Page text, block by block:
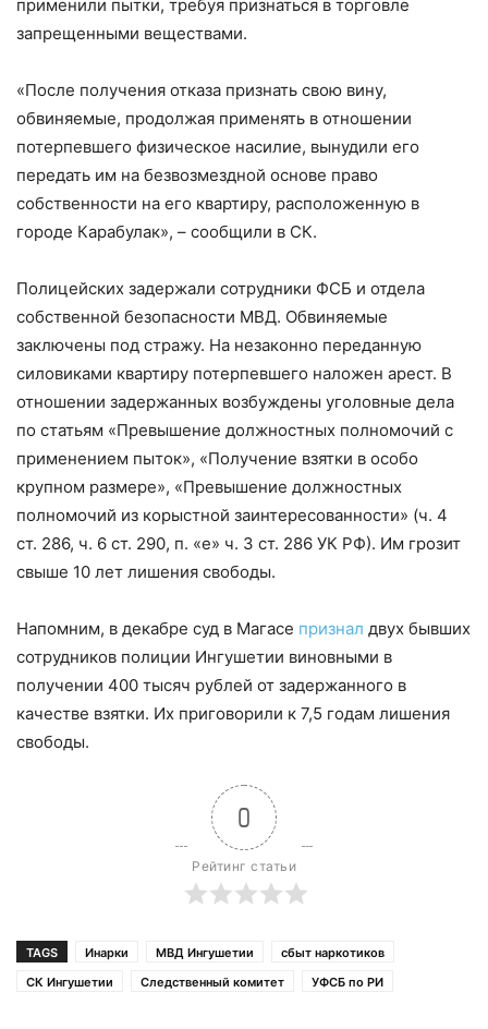
применили пытки, требуя признаться в торговле
запрещенными веществами.
«После получения отказа признать свою вину,
обвиняемые, продолжая применять в отношении
потерпевшего физическое насилие, вынудили его
передать им на безвозмездной основе право
собственности на его квартиру, расположенную в
городе Карабулак», – сообщили в СК.
Полицейских задержали сотрудники ФСБ и отдела
собственной безопасности МВД. Обвиняемые
заключены под стражу. На незаконно переданную
силовиками квартиру потерпевшего наложен арест. В
отношении задержанных возбуждены уголовные дела
по статьям «Превышение должностных полномочий с
применением пыток», «Получение взятки в особо
крупном размере», «Превышение должностных
полномочий из корыстной заинтересованности» (ч. 4
ст. 286, ч. 6 ст. 290, п. «е» ч. 3 ст. 286 УК РФ). Им грозит
свыше 10 лет лишения свободы.
Напомним, в декабре суд в Магасе признал двух бывших
сотрудников полиции Ингушетии виновными в
получении 400 тысяч рублей от задержанного в
качестве взятки. Их приговорили к 7,5 годам лишения
свободы.
0
Рейтинг статьи
TAGS Инарки МВД Ингушетии
сбыт наркотиков
СК Ингушетии
Следственный комитет УФСБ по РИ